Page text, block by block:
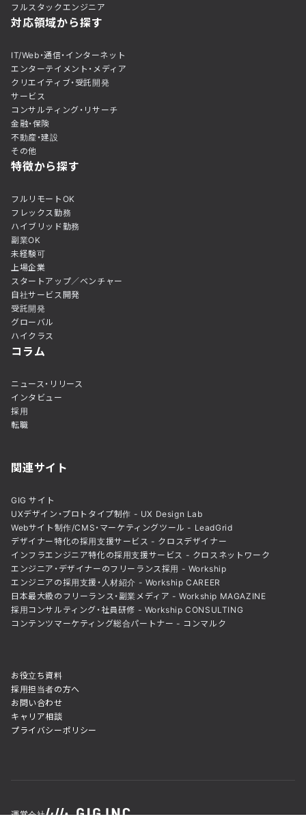
フルスタックエンジニア
対応領域から探す
IT/Web・通信・インターネット
エンターテイメント・メディア
クリエイティブ・受託開発
サービス
コンサルティング・リサーチ
金融・保険
不動産・建設
その他
特徴から探す
フルリモートOK
フレックス勤務
ハイブリッド勤務
副業OK
未経験可
上場企業
スタートアップ／ベンチャー
自社サービス開発
受託開発
グローバル
ハイクラス
コラム
ニュース・リリース
インタビュー
採用
転職
関連サイト
GIG サイト
UXデザイン・プロトタイプ制作 - UX Design Lab
Webサイト制作/CMS・マーケティングツール - LeadGrid
デザイナー特化の採用支援サービス - クロスデザイナー
インフラエンジニア特化の採用支援サービス - クロスネットワーク
エンジニア・デザイナーのフリーランス採用 - Workship
エンジニアの採用支援・人材紹介 - Workship CAREER
日本最大級のフリーランス・副業メディア - Workship MAGAZINE
採用コンサルティング・社員研修 - Workship CONSULTING
コンテンツマーケティング総合パートナー - コンマルク
お役立ち資料
採用担当者の方へ
お問い合わせ
キャリア相談
プライバシーポリシー
運営会社